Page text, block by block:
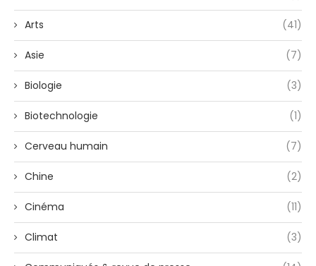
Arts (41)
Asie (7)
Biologie (3)
Biotechnologie (1)
Cerveau humain (7)
Chine (2)
Cinéma (11)
Climat (3)